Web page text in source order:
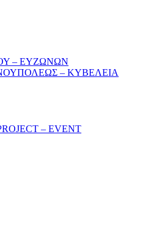
– ΕΥΖΩΝΩΝ
– ΚΥΒΕΛΕΙΑ
– EVENT